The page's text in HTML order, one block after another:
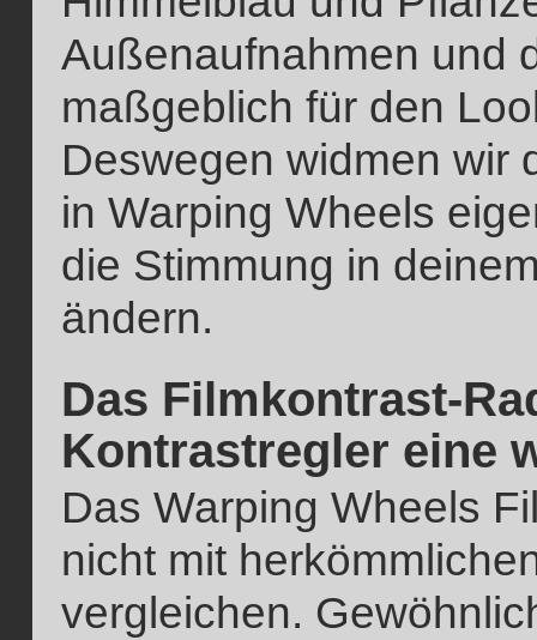
Außenaufnahmen und
maßgeblich für den
Deswegen widmen wir
in Warping Wheels
die Stimmung in
ändern.
Das Filmkontrast-
Kontrastregler eine
Das Warping Wheels
nicht mit
vergleichen.